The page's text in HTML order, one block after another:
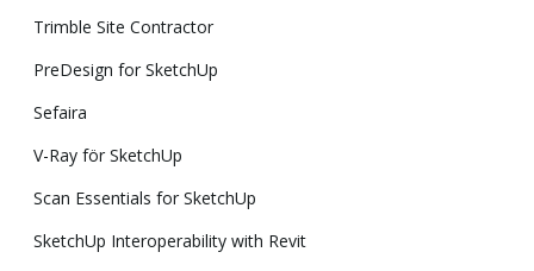
Trimble Site Contractor
PreDesign for SketchUp
Sefaira
V-Ray för SketchUp
Scan Essentials for SketchUp
SketchUp Interoperability with Revit